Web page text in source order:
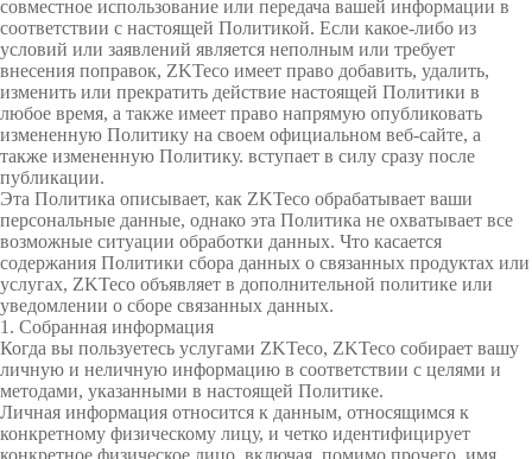
н
ие
ни
Контр
оль
досту
па
Торго
вое
обору
дован
ие
Боль
O
VI
D-
19
ше>>
и
Учет
по
геоме
лица
Учет
отпеч
атку
пальц
оллер
досту
па
налы
досту
Боль
В
ид
ео
на
бл
ю
де
н
ие
PTZ
видео
камер
ы
IP
видео
камер
ы
То
рг
ов
ое
об
уд
ов
ан
ие
POS
ерия
Анти
кражн
ое
обору
дован
Б
ио
ме
тр
ич
ки
е
м
од
ул
и
Интег
рируе
мые
модул
и
Скане
ры
отпеч
Д
ос
м
от
р
ба
га
ж
а
и
ав
об
ей
Метал
лодет
ектор
ы
ужите
ль
взрыв
х
о
т
р
а
с
л
е
й
и
н
д
у
с
т
р
и
и
Решение для контроля доступа Ellington Residential (U.A.E)
Больше использований
о
пробл
еме
Видео
совместное использование или передача вашей информации в
соответствии с настоящей Политикой. Если какое-либо из
условий или заявлений является неполным или требует
внесения поправок, ZKTeco имеет право добавить, удалить,
изменить или прекратить действие настоящей Политики в
любое время, а также имеет право напрямую опубликовать
измененную Политику на своем официальном веб-сайте, а
также измененную Политику. вступает в силу сразу после
публикации.
Эта Политика описывает, как ZKTeco обрабатывает ваши
персональные данные, однако эта Политика не охватывает все
возможные ситуации обработки данных. Что касается
содержания Политики сбора данных о связанных продуктах или
услугах, ZKTeco объявляет в дополнительной политике или
уведомлении о сборе связанных данных.
1. Собранная информация
Когда вы пользуетесь услугами ZKTeco, ZKTeco собирает вашу
личную и неличную информацию в соответствии с целями и
методами, указанными в настоящей Политике.
Личная информация относится к данным, относящимся к
конкретному физическому лицу, и четко идентифицирует
конкретное физическое лицо, включая, помимо прочего, имя,